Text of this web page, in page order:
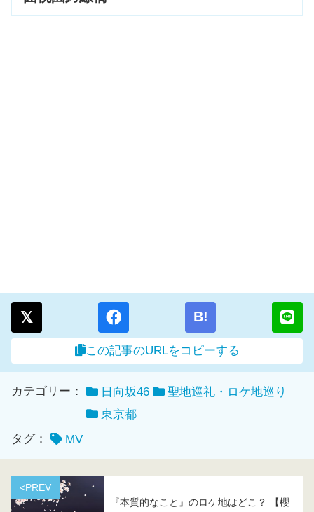
B!
この記事のURLをコピーする
カテゴリー： 日向坂46
聖地巡礼・ロケ地巡り
東京都
タグ：
MV
<PREV
『本質的なこと』のロケ地はどこ？ 【櫻